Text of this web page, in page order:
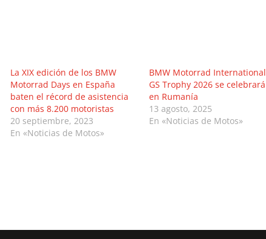
La XIX edición de los BMW
Motorrad Days en España
baten el récord de asistencia
con más 8.200 motoristas
20 septiembre, 2023
En «Noticias de Motos»
BMW Motorrad International
GS Trophy 2026 se celebrará
en Rumanía
13 agosto, 2025
En «Noticias de Motos»